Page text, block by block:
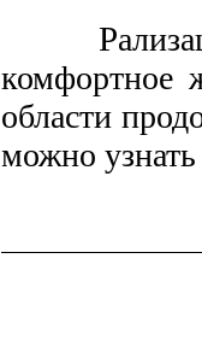
Р
комфортное
области
можно